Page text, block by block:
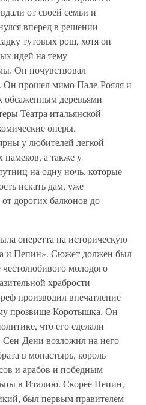
от своей семьи и
вперед в решении
тутовых рощ, хотя он
идей на тему
Он почувствовал
Он прошел мимо Пале-Рояля и
обсаженным деревьями
Театра итальянской
оперы.
у любителей легкой
а также у
на одну ночь, которые
искать дам, уже
дорогих балконов до
оперетта на историческую
и Пепин». Сюжет должен был
молодого
храбрости
производил впечатление
прозвище Коротышка. Он
что его сделали
Сен-Дени возложил на него
в монастырь, король
и арабов и победным
в Италию. Скорее Пепин,
был первым правителем